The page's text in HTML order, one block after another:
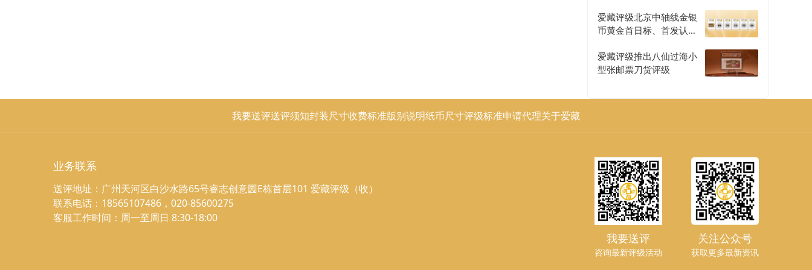
爱藏评级北京中轴线金银
币黄金首日标、首发认证
爱藏评级推出八仙过海小
型张邮票刀货评级
我要送评送评须知封装尺寸收费标准版别说明纸币尺寸评级标准申请代理关于爱藏
业务联系
送评地址：广州天河区白沙水路65号睿志创意园E栋首层101 爱藏评级（收）
联系电话：18565107486，020-85600275
客服工作时间：周一至周日 8:30-18:00
我要送评
咨询最新评级活动
关注公众号
获取更多最新资讯